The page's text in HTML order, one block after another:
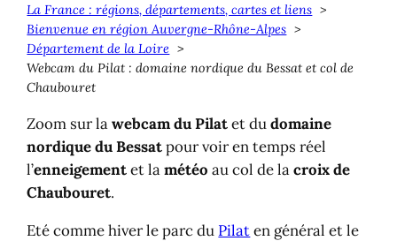
La France : régions, départements, cartes et liens
Bienvenue en région Auvergne-Rhône-Alpes
Département de la Loire
Webcam du Pilat : domaine nordique du Bessat et col de
Chaubouret
Zoom sur lawebcam du Pilatet dudomaine
nordique du Bessatpour voir en temps réel
l’enneigementet lamétéo au col de lacroix de
Chaubouret.
Eté comme hiver le parc du Pilaten général et le